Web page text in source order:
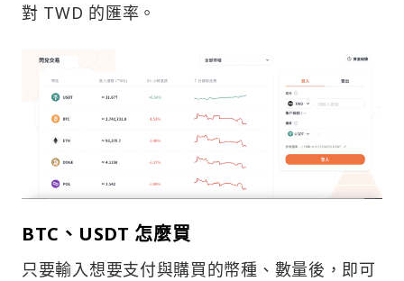
對 TWD 的匯率。
BTC、USDT 怎麼買
只要輸入想要支付與購買的幣種、數量後，即可